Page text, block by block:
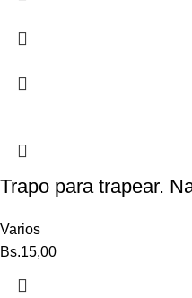
Trapo para trapear.
Varios
Bs.15,00